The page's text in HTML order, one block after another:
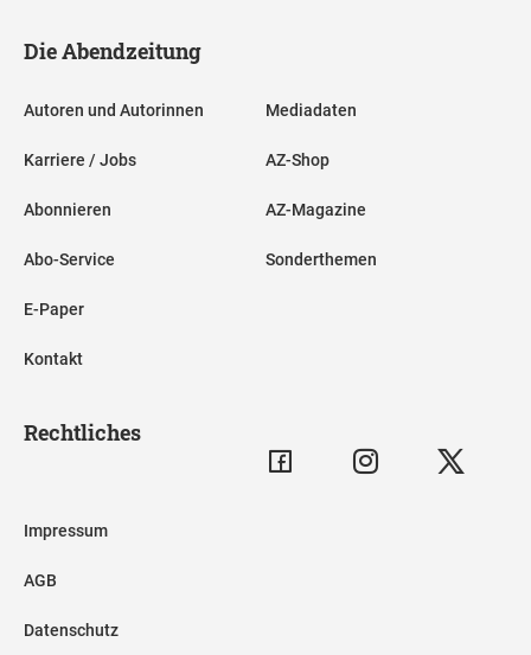
Die Abendzeitung
Autoren und Autorinnen
Karriere / Jobs
Abonnieren
Abo-Service
E-Paper
Kontakt
Mediadaten
AZ-Shop
AZ-Magazine
Sonderthemen
Rechtliches
Impressum
AGB
Datenschutz